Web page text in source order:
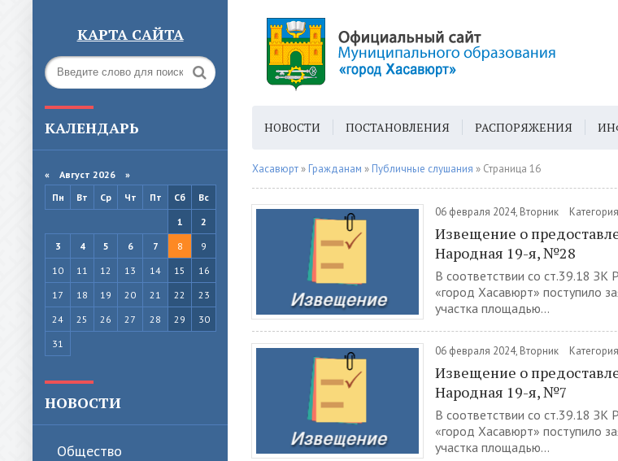
КАРТА САЙТА
КАЛЕНДАРЬ
« Август 2026 »
Пн
Вт Ср Чт Пт Сб
Вс
1
2
3
4 5 6 7 8
9
10
11 12 13 14 15
16
17
18 19 20 21 22
23
24
25 26 27 28 29
30
31
НОВОСТИ
Общество
НОВОСТИ ПОСТАНОВЛЕНИЯ РАСПОРЯЖЕНИЯ
ГОРОДСКАЯ СРЕДА ГЕН. ПЛАН
Хасавюрт » Гражданам » Публичные слушания » Страница 16
06 февраля 2024, Вторник
Извещение о
Народная 19-я, №28
В соответствии со ст.39.18 ЗК
«город Хасавюрт» поступило
участка площадью...
06 февраля 2024, Вторник
Извещение о
Народная 19-я, №7
В соответствии со ст.39.18 ЗК
«город Хасавюрт» поступило
участка площадью...